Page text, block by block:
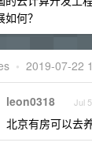
何？
• 2019-07-22
leon0318 Jul
北京有房可以去